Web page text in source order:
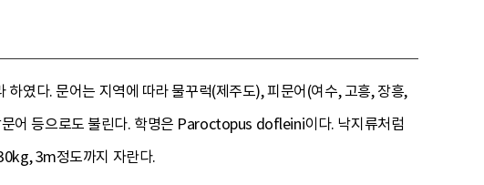
였다. 문어는 지역에 따라 물꾸럭(제주도), 피문어(여수, 고흥, 장흥,
어 등으로도 불린다. 학명은 Paroctopus dofleini이다. 낙지류처럼
3m정도까지 자란다.